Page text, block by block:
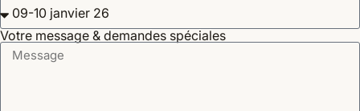
Votre message & demandes spéciales